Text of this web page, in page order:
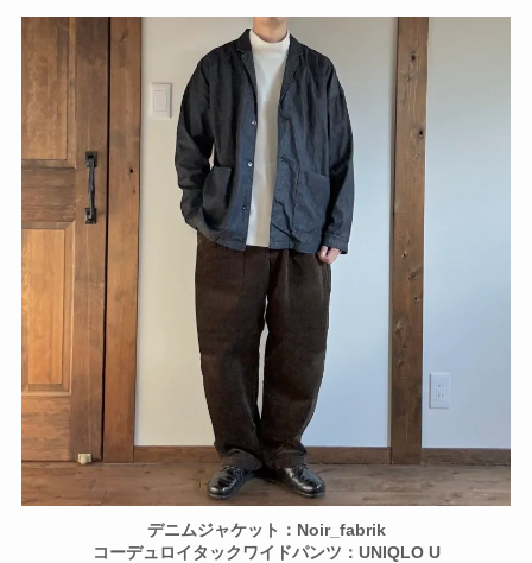
デニムジャケット：Noir_fabrik
コーデュロイタックワイドパンツ：UNIQLO U